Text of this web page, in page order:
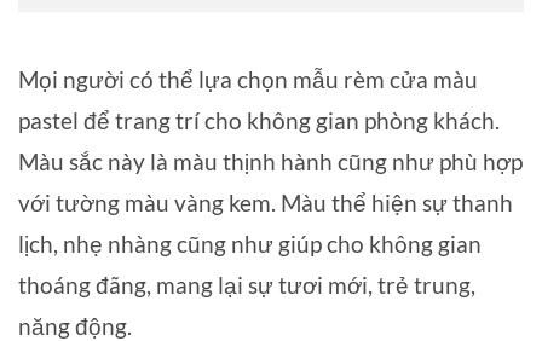
Mọi người có thể lựa chọn mẫu rèm cửa màu
pastel để trang trí cho không gian phòng khách.
Màu sắc này là màu thịnh hành cũng như phù hợp
với tường màu vàng kem. Màu thể hiện sự thanh
lịch, nhẹ nhàng cũng như giúp cho không gian
thoáng đãng, mang lại sự tươi mới, trẻ trung,
năng động.